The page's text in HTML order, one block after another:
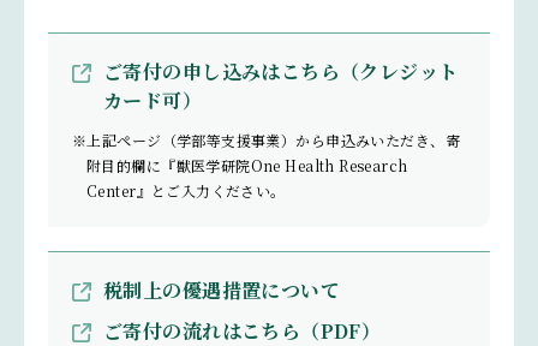
ご寄付の申し込みはこちら（クレジット
カード可）
※上記ページ（学部等支援事業）から申込みいただき、寄
附目的欄に『獣医学研院One Health Research
Center』とご入力ください。
税制上の優遇措置について
ご寄付の流れはこちら（PDF）